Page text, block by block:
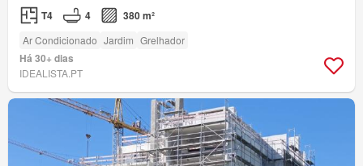
T4 4 380 m²
Ar Condicionado Jardim Grelhador
Há 30+ dias
IDEALISTA.PT